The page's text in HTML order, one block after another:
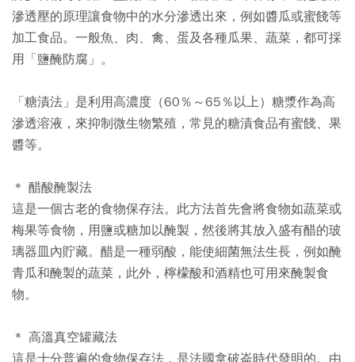
滲透壓的原理讓食物中的水分滲透出來，例如醬瓜或蜜餞等
加工食品。一般魚、肉、禽、蛋及各種瓜果、蔬菜，都可採
用「鹽醃防腐」。
「糖漬法」是利用高濃度（60％～65％以上）糖漿作為高
滲透溶液，來抑制微生物繁殖，常見的糖漬食品有蜜餞、果
醬等。
＊ 醋酸醃製法
這是一個古老的食物保存法。此方法首先會將食物如蔬菜或
梅果等食物，用鹽或糖加以醃製，然後將其放入盛有醋的玻
璃器皿內貯藏。醋是一種弱酸，能使細菌無法生長，例如醃
青瓜和醃製的蔬菜，此外，檸檬酸和酒精也可用來醃製食
物。
＊ 高溫真空罐藏法
這是十分普遍的食物保存法，是法國拿破崙時代發明的。由